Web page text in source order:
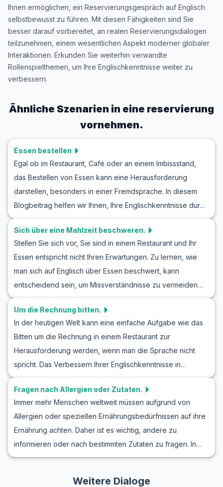
Ihnen ermöglichen, ein Reservierungsgespräch auf Englisch
selbstbewusst zu führen. Mit diesen Fähigkeiten sind Sie
besser darauf vorbereitet, an realen Reservierungsdialogen
teilzunehmen, einem wesentlichen Aspekt moderner globaler
Interaktionen. Erkunden Sie weiterhin verwandte
Rollenspielthemen, um Ihre Englischkenntnisse weiter zu
verbessern.
Ähnliche Szenarien in eine reservierung
vornehmen.
Essen bestellen
Egal ob im Restaurant, Café oder an einem Imbissstand,
das Bestellen von Essen kann eine Herausforderung
darstellen, besonders in einer Fremdsprache. In diesem
Blogbeitrag helfen wir Ihnen, Ihre Englischkenntnisse durch
Rollenspiele zum Thema „Essen bestellen“ zu verbessern.
Sie werden wichtige englische Vokabeln und Wendungen
lernen, die die Kommunikation in diesen Alltagssituationen
erleichtern. Mit Hilfe von realistischen Dialogbeispielen und
kulturellen Tipps werden Sie sich sicherer fühlen, Ihre
Bestellung korrekt und selbstbewusst auf Englisch
spannenden Möglichkeiten, die Rollenspiele zum Thema
Sich über eine Mahlzeit beschweren.
Stellen Sie sich vor, Sie sind in einem Restaurant und Ihr
Essen entspricht nicht Ihren Erwartungen. Zu lernen, wie
man sich auf Englisch über Essen beschwert, kann
entscheidend sein, um Missverständnisse zu vermeiden
und eine zufriedenstellende Lösung zu finden. In diesem
Artikel konzentrieren wir uns auf englische Rollenspiele,
bei denen Sie lernen, sich höflich und effektiv über Essen
zu beschweren. Welche Möglichkeiten haben Sie, Ihre
Anliegen zu äußern, ohne unhöflich zu wirken? Welche
Schlüsselphrasen können Ihnen helfen, Ihre Probleme klar
die man beachten sollte, während wir verschiedene
Um die Rechnung bitten.
In der heutigen Welt kann eine einfache Aufgabe wie das
Bitten um die Rechnung in einem Restaurant zur
Herausforderung werden, wenn man die Sprache nicht
spricht. Das Verbessern Ihrer Englischkenntnisse in
Rollenspielszenarien, wie zum Beispiel beim Bitten um die
Rechnung, kann Ihr Selbstvertrauen in einem
englischsprachigen Restaurant erheblich steigern. In
diesem Artikel lernen Sie, wie Sie natürliche und
realistische Dialoge führen, um diese alltägliche Aufgabe
zu meistern. Wir bieten Ihnen nützliche englische
um Sie besser auf reale Situationen vorzubereiten.
Fragen nach Allergien oder Zutaten.
Immer mehr Menschen weltweit müssen aufgrund von
Allergien oder speziellen Ernährungsbedürfnissen auf ihre
Ernährung achten. Daher ist es wichtig, andere zu
informieren oder nach bestimmten Zutaten zu fragen. In
diesem Artikel lernen Sie praxisnahe englische
Weitere Dialoge